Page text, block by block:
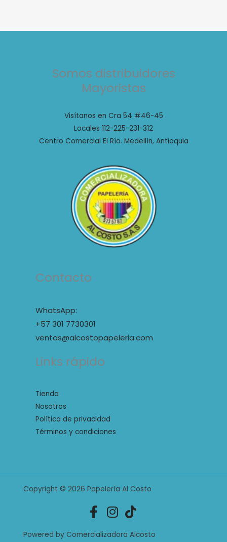
Somos distribuidores
Mayoristas
Visítanos en Cra 54 #46-45
Locales 112-225-231-312
Centro Comercial El Río. Medellín, Antioquia
Contacto
WhatsApp:
+57 301 7730301
ventas@alcostopapeleria.com
Links rápido
Tienda
Nosotros
Política de privacidad
Términos y condiciones
Copyright © 2026 Papelería Al Costo
Powered by Comercializadora Alcosto